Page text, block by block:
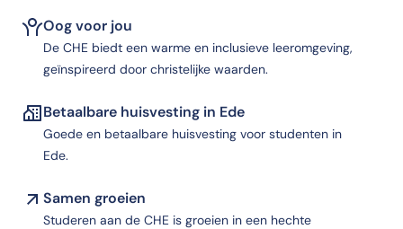
Oog voor jou
De CHE biedt een warme en inclusieve leeromgeving,
geïnspireerd door christelijke waarden.
Betaalbare huisvesting in Ede
Goede en betaalbare huisvesting voor studenten in
Ede.
Samen groeien
Studeren aan de CHE is groeien in een hechte